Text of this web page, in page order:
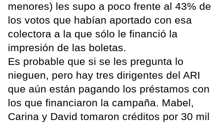
menores) les supo a poco frente al 43% de
los votos que habían aportado con esa
colectora a la que sólo le financió la
impresión de las boletas.
Es probable que si se les pregunta lo
nieguen, pero hay tres dirigentes del ARI
que aún están pagando los préstamos con
los que financiaron la campaña. Mabel,
Carina y David tomaron créditos por 30 mil